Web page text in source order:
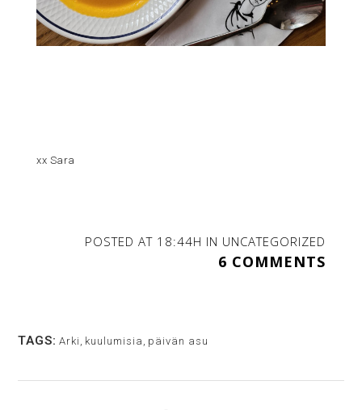
xx Sara
POSTED AT 18:44H IN UNCATEGORIZED
6 COMMENTS
TAGS: Arki kuulumisia päivän asu